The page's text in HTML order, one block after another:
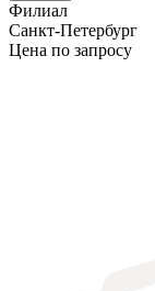
Филиал
Санкт-Петербург
Цена по запросу